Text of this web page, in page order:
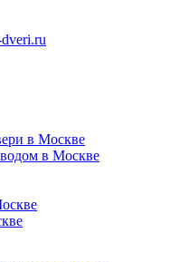
в Москве